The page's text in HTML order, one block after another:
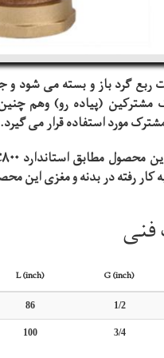
ربع گرد باز و بسته می شود
مشترکین (پیاده رو) وهم
مورد استفاده قرار می گیرد.
به کار رفته در بدنه و مغزی این
G (inch)
L (inch)
1/2
86
3/4
100